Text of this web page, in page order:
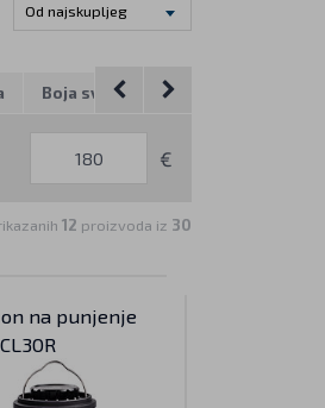
Od najskupljeg
Boja svjetlosti
€
12 proizvoda iz 30
na punjenje